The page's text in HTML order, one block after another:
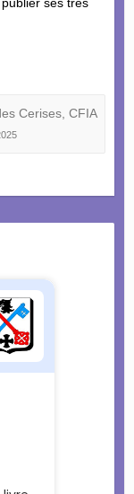
Cerises, CFIA